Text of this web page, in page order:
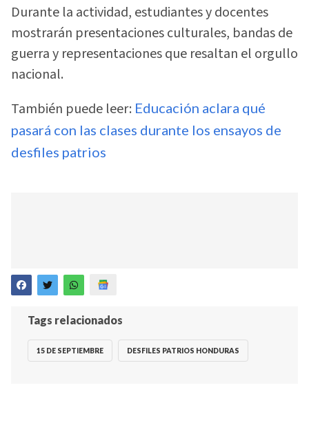
Durante la actividad, estudiantes y docentes
mostrarán presentaciones culturales, bandas de
guerra y representaciones que resaltan el orgullo
nacional.
También puede leer: Educación aclara qué
pasará con las clases durante los ensayos de
desfiles patrios
Tags relacionados
15 DE SEPTIEMBRE DESFILES PATRIOS HONDURAS